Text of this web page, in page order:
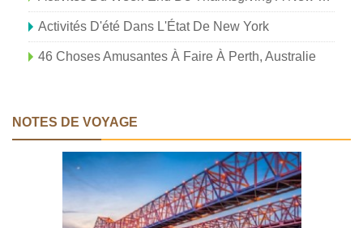
Activités D'été Dans L'État De New York
46 Choses Amusantes À Faire À Perth, Australie
NOTES DE VOYAGE